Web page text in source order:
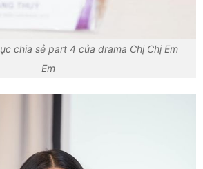
chia sẻ part 4 của drama Chị Chị Em
Em